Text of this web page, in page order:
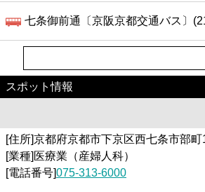
七条御前通〔京阪京都交通バス〕
スポット情報
[住所]京都府京都市下京区西七条市部町
[業種]医療業（産婦人科）
[電話番号]075-313-6000